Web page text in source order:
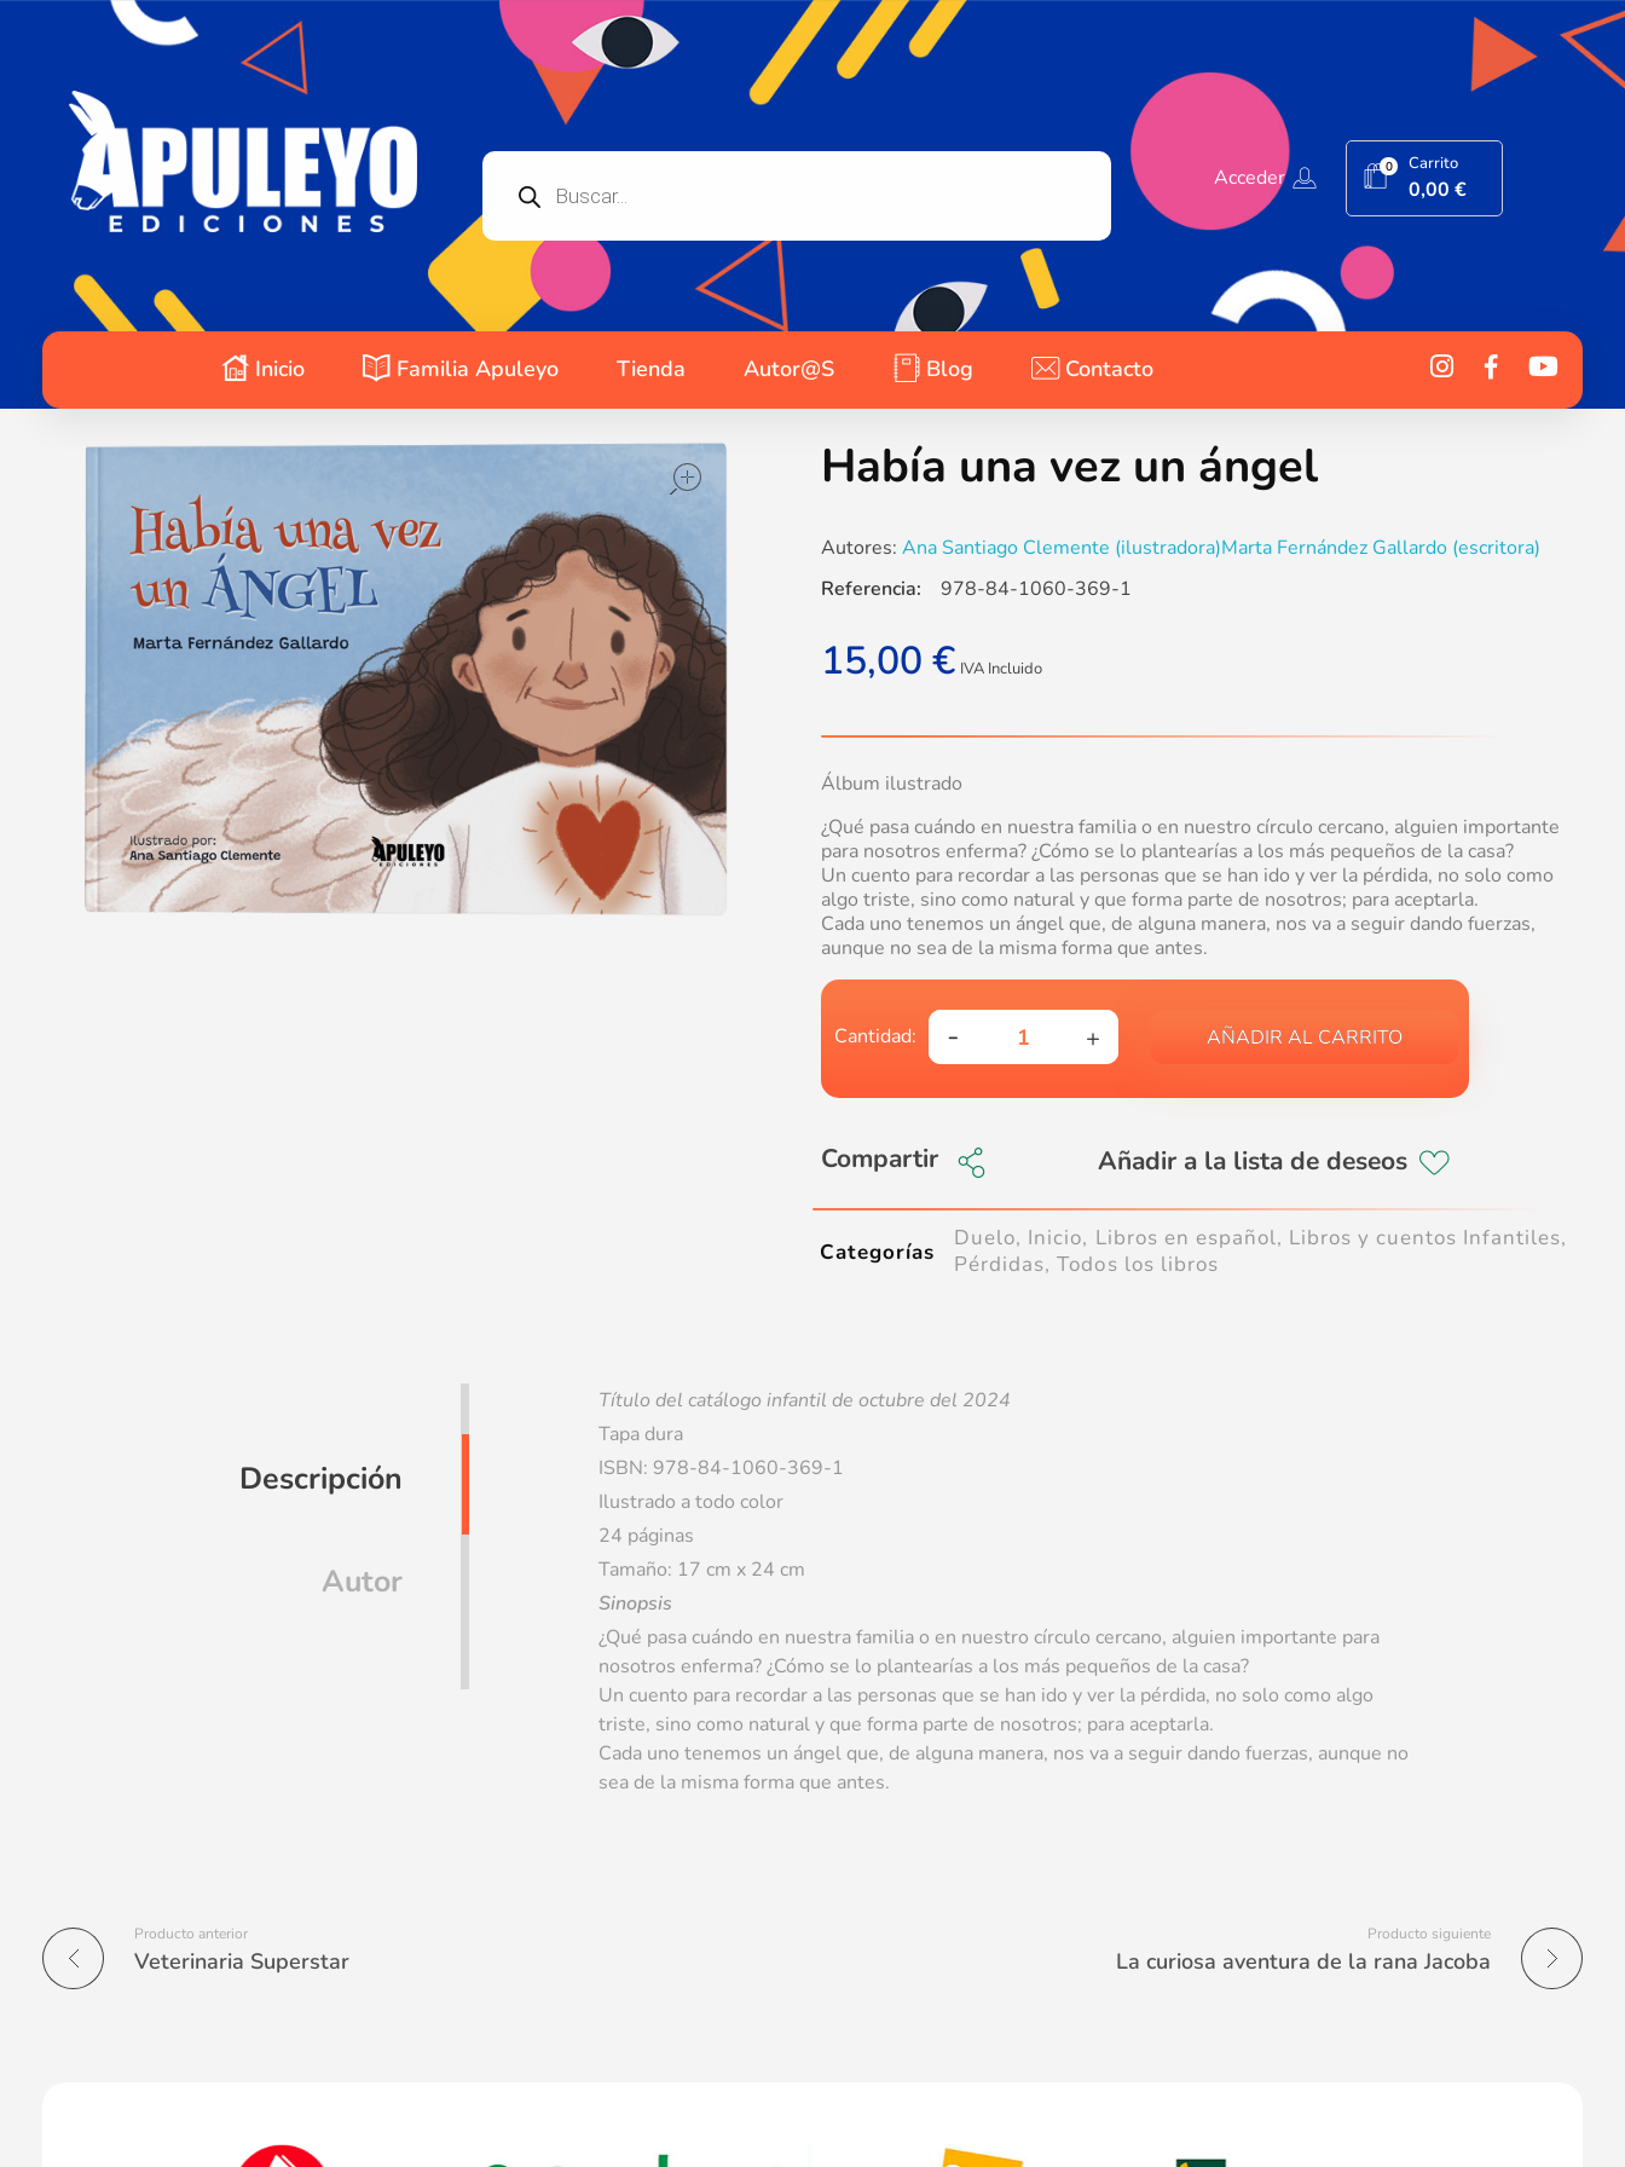
Acceder 0 Carrito
0,00€
Inicio Familia Apuleyo Tienda Autor@s Blog Contacto
Había una vez un ángel
Autores: Ana Santiago Clemente (ilustradora)Marta Fernández Gallardo (escritora)
15,00 € IVA Incluido
Álbum ilustrado
¿Qué pasa cuándo en nuestra familia o en nuestro círculo cercano, alguien importante
para nosotros enferma? ¿Cómo se lo plantearías a los más pequeños de la casa?
Un cuento para recordar a las personas que se han ido y ver la pérdida, no solo como
algo triste, sino como natural y que forma parte de nosotros; para aceptarla.
Cada uno tenemos un ángel que, de alguna manera, nos va a seguir dando fuerzas,
aunque no sea de la misma forma que antes.
AÑADIR AL CARRITO
Compartir
Referencia: 978-84-1060-369-1
Categorías Duelo, Inicio, Libros en español, Libros y cuentos Infantiles,
Pérdidas,Todos los libros
Descripción
Autor
Título del catálogo infantil de octubre del 2024
Tapa dura
ISBN: 978-84-1060-369-1
Ilustrado a todo color
24 páginas
Tamaño: 17 cm x 24 cm
Sinopsis
¿Qué pasa cuándo en nuestra familia o en nuestro círculo cercano, alguien importante para
nosotros enferma? ¿Cómo se lo plantearías a los más pequeños de la casa?
Un cuento para recordar a las personas que se han ido y ver la pérdida, no solo como algo
triste, sino como natural y que forma parte de nosotros; para aceptarla.
Cada uno tenemos un ángel que, de alguna manera, nos va a seguir dando fuerzas, aunque no
sea de la misma forma que antes.
Producto anterior
Veterinaria Superstar
Producto siguiente
La curiosa aventura de la rana Jacoba